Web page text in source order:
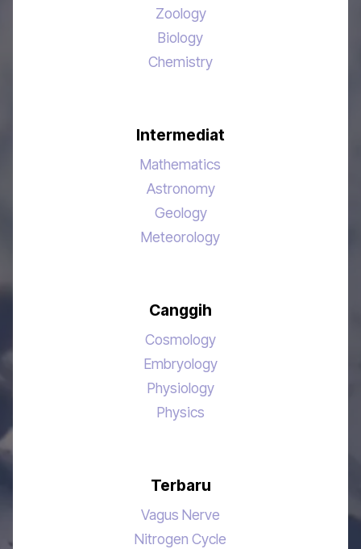
Zoology
Biology
Chemistry
Intermediat
Mathematics
Astronomy
Geology
Meteorology
Canggih
Cosmology
Embryology
Physiology
Physics
Terbaru
Vagus Nerve
Nitrogen Cycle